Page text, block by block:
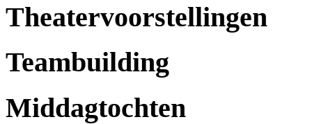
Theatervoorstellingen
Teambuilding
Middagtochten